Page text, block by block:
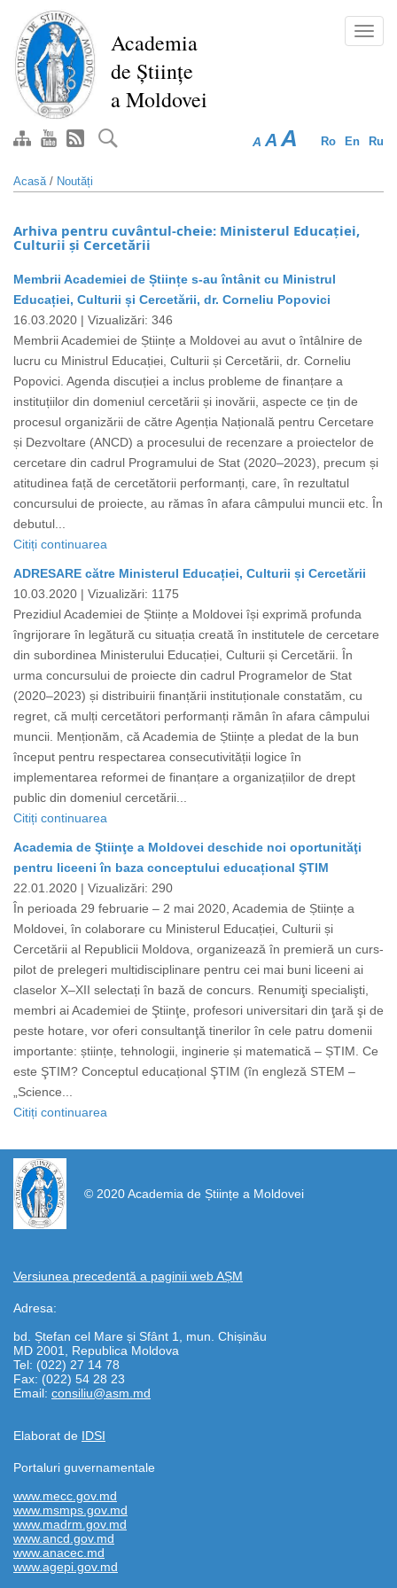
conţinutul
principal
Academia
de Științe
a Moldovei
Ro En Ru
A A A
Acasă/ Noutăți
Arhiva pentru cuvântul-cheie: Ministerul Educației,
Culturii și Cercetării
Membrii Academiei de Științe s-au întânit cu Ministrul
Educației, Culturii și Cercetării, dr. Corneliu Popovici
16.03.2020 | Vizualizări: 346
Membrii Academiei de Științe a Moldovei au avut o întâlnire de
lucru cu Ministrul Educației, Culturii și Cercetării, dr. Corneliu
Popovici. Agenda discuției a inclus probleme de finanțare a
instituțiilor din domeniul cercetării și inovării, aspecte ce țin de
procesul organizării de către Agenția Națională pentru Cercetare
și Dezvoltare (ANCD) a procesului de recenzare a proiectelor de
cercetare din cadrul Programului de Stat (2020–2023), precum și
atitudinea față de cercetătorii performanți, care, în rezultatul
concursului de proiecte, au rămas în afara câmpului muncii etc. În
debutul...
Citiți continuarea
ADRESARE către Ministerul Educației, Culturii și Cercetării
10.03.2020 | Vizualizări: 1175
Prezidiul Academiei de Științe a Moldovei își exprimă profunda
îngrijorare în legătură cu situația creată în institutele de cercetare
din subordinea Ministerului Educației, Culturii și Cercetării. În
urma concursului de proiecte din cadrul Programelor de Stat
(2020–2023) și distribuirii finanțării instituționale constatăm, cu
regret, că mulți cercetători performanți rămân în afara câmpului
muncii. Menționăm, că Academia de Științe a pledat de la bun
început pentru respectarea consecutivității logice în
implementarea reformei de finanțare a organizațiilor de drept
public din domeniul cercetării...
Citiți continuarea
Academia de Ştiinţe a Moldovei deschide noi oportunităţi
pentru liceeni în baza conceptului educațional ŞTIM
22.01.2020 | Vizualizări: 290
În perioada 29 februarie – 2 mai 2020, Academia de Științe a
Moldovei, în colaborare cu Ministerul Educației, Culturii și
Cercetării al Republicii Moldova, organizează în premieră un curs-
pilot de prelegeri multidisciplinare pentru cei mai buni liceeni ai
claselor X–XII selectați în bază de concurs. Renumiţi specialişti,
membri ai Academiei de Ştiinţe, profesori universitari din ţară şi de
peste hotare, vor oferi consultanţă tinerilor în cele patru domenii
importante: științe, tehnologii, inginerie și matematică – ȘTIM. Ce
este ŞTIM? Conceptul educațional ŞTIM (în engleză STEM –
„Science...
Citiți continuarea
© 2020 Academia de Științe a Moldovei
Versiunea precedentă a paginii web AȘM
Adresa:
bd. Ștefan cel Mare și Sfânt 1, mun. Chișinău
MD 2001, Republica Moldova
Tel: (022) 27 14 78
Fax: (022) 54 28 23
Email: consiliu@asm.md
Elaborat de IDSI
https://propletenie.ru/
Portaluri guvernamentale
www.mecc.gov.md
www.msmps.gov.md
www.madrm.gov.md
www.ancd.gov.md
www.anacec.md
www.agepi.gov.md